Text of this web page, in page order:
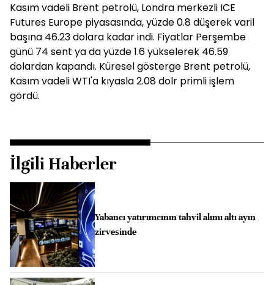
Kasım vadeli Brent petrolü, Londra merkezli ICE
Futures Europe piyasasında, yüzde 0.8 düşerek varil
başına 46.23 dolara kadar indi. Fiyatlar Perşembe
günü 74 sent ya da yüzde 1.6 yükselerek 46.59
dolardan kapandı. Küresel gösterge Brent petrolü,
Kasım vadeli WTI'a kıyasla 2.08 dolr primli işlem
gördü.
İlgili Haberler
Yabancı yatırımcının tahvil alımı altı ayın
zirvesinde